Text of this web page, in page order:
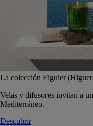
La colección Figuier
Velas y difusores invitan a
Mediterráneo.
Descubrir